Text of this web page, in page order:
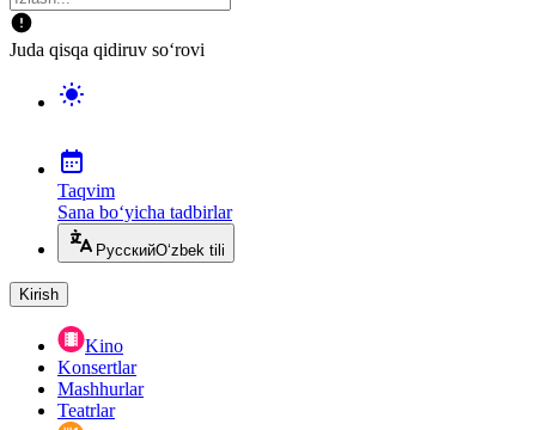
Juda qisqa qidiruv so‘rovi
Taqvim
Sana bo‘yicha tadbirlar
РусскийO‘zbek tili
Kirish
Kino
Konsertlar
Mashhurlar
Teatrlar